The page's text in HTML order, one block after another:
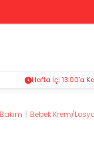
Hafta İçi 13:00’a
Bebek Krem/